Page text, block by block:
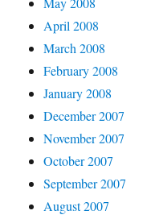
April 2008
March 2008
February 2008
January 2008
December 2007
November 2007
October 2007
September 2007
August 2007